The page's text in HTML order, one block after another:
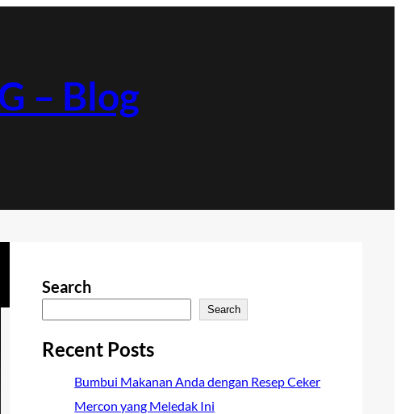
– Blog
Search
Search
Recent Posts
Bumbui Makanan Anda dengan Resep Ceker
Mercon yang Meledak Ini